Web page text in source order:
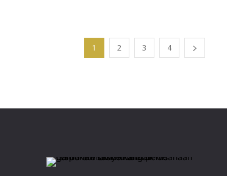
1 2 3 4